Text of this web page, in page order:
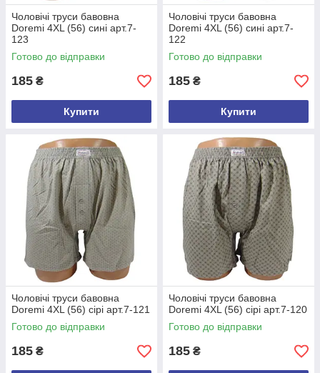
Чоловічі труси бавовна
Doremi 4XL (56) сині арт.7-
123
Готово до відправки
185 ₴
Купити
Чоловічі труси бавовна
Doremi 4XL (56) сині арт.7-
122
Готово до відправки
185 ₴
Купити
Чоловічі труси бавовна
Doremi 4XL (56) сірі арт.7-121
Готово до відправки
185 ₴
Чоловічі труси бавовна
Doremi 4XL (56) сірі арт.7-120
Готово до відправки
185 ₴